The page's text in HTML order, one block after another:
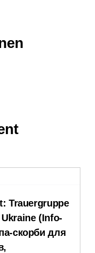
Trauergruppe
(Info-
скорби для